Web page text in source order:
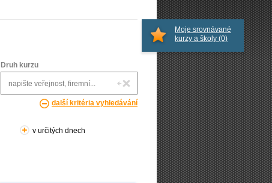
Druh kurzu
další kritéria vyhledávání
v určitých dnech
Moje srovnávané
kurzy a školy (0)